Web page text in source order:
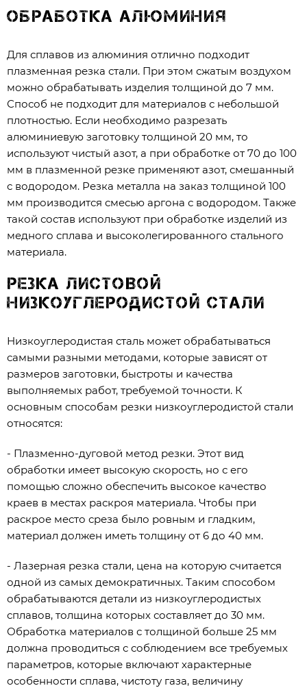
Обработка алюминия
Для сплавов из алюминия отлично подходит
плазменная резка стали. При этом сжатым воздухом
можно обрабатывать изделия толщиной до 7 мм.
Способ не подходит для материалов с небольшой
плотностью. Если необходимо разрезать
алюминиевую заготовку толщиной 20 мм, то
используют чистый азот, а при обработке от 70 до 100
мм в плазменной резке применяют азот, смешанный
с водородом. Резка металла на заказ толщиной 100
мм производится смесью аргона с водородом. Также
такой состав используют при обработке изделий из
медного сплава и высоколегированного стального
материала.
Резка листовой
низкоуглеродистой стали
Низкоуглеродистая сталь может обрабатываться
самыми разными методами, которые зависят от
размеров заготовки, быстроты и качества
выполняемых работ, требуемой точности. К
основным способам резки низкоуглеродистой стали
относятся:
- Плазменно-дуговой метод резки. Этот вид
обработки имеет высокую скорость, но с его
помощью сложно обеспечить высокое качество
краев в местах раскроя материала. Чтобы при
раскрое место среза было ровным и гладким,
материал должен иметь толщину от 6 до 40 мм.
- Лазерная резка стали, цена на которую считается
одной из самых демократичных. Таким способом
обрабатываются детали из низкоуглеродистых
сплавов, толщина которых составляет до 30 мм.
Обработка материалов с толщиной больше 25 мм
должна проводиться с соблюдением все требуемых
параметров, которые включают характерные
особенности сплава, чистоту газа, величину